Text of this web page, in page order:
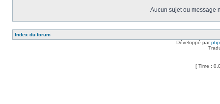
Aucun sujet ou message
Index du forum
Développé par
[ Time :